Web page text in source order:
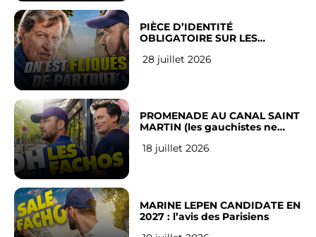
PIÈCE D’IDENTITÉ
OBLIGATOIRE SUR LES
Français
28 juillet 2026
PROMENADE AU CANAL SAINT
MARTIN (les gauchistes ne
18 juillet 2026
MARINE LEPEN CANDIDATE EN
2027 : l’avis des Parisiens